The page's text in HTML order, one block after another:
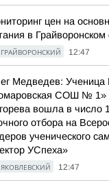
цен на
в Грайворонском
ГРАЙВОРОНСКИЙ 12:47
Медведев:
СОШ № 1»
вошла в число
отбора на
ученического
УСпеха»
ЯКОВЛЕВСКИЙ 12:47